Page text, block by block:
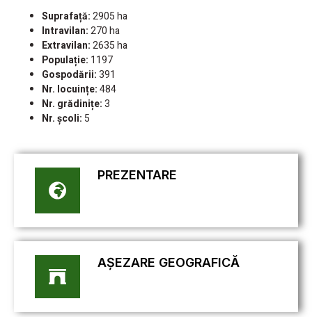
PREZENTARE
AȘEZARE GEOGRAFICĂ
Suprafață:2905 ha
Intravilan:270 ha
Extravilan:2635 ha
Populație: 1197
Gospodării:391
Nr. locuințe:484
Nr. grădinițe:3
Nr. școli: 5